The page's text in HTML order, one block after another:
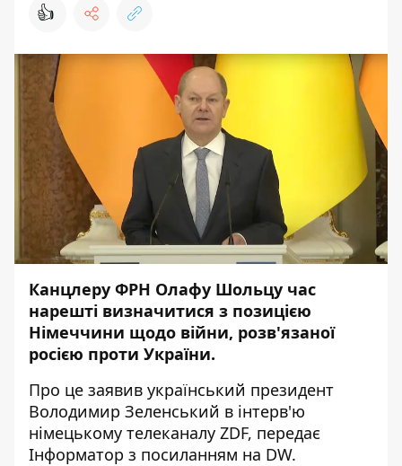
👍
Канцлеру ФРН Олафу Шольцу час
нарешті визначитися з позицією
Німеччини щодо війни, розв'язаної
росією проти України.
Про це заявив український президент
Володимир Зеленський в інтерв'ю
німецькому телеканалу ZDF, передає
Інформатор з посиланням на DW.